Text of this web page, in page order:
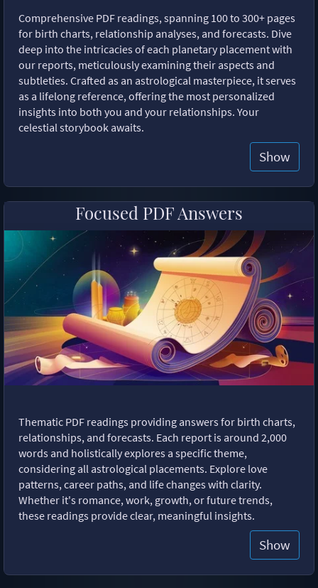
Comprehensive PDF readings, spanning 100 to 300+ pages
for birth charts, relationship analyses, and forecasts. Dive
deep into the intricacies of each planetary placement with
our reports, meticulously examining their aspects and
subtleties. Crafted as an astrological masterpiece, it serves
as a lifelong reference, offering the most personalized
insights into both you and your relationships. Your
celestial storybook awaits.
Show
Focused PDF Answers
Thematic PDF readings providing answers for birth charts,
relationships, and forecasts. Each report is around 2,000
words and holistically explores a specific theme,
considering all astrological placements. Explore love
patterns, career paths, and life changes with clarity.
Whether it's romance, work, growth, or future trends,
these readings provide clear, meaningful insights.
Show